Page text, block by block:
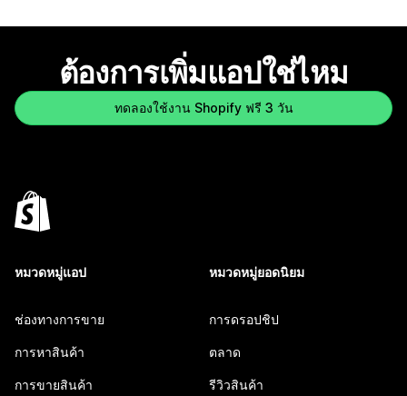
ต้องการเพิ่มแอปใช่ไหม
ทดลองใช้งาน Shopify ฟรี 3 วัน
หมวดหมู่แอป
ช่องทางการขาย
การหาสินค้า
การขายสินค้า
หมวดหมู่ยอดนิยม
การดรอปชิป
ตลาด
รีวิวสินค้า